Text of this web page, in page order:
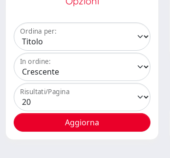
Ordina per:
In ordine:
Risultati/Pagina